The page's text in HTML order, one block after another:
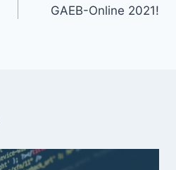
GAEB-Online 2021!